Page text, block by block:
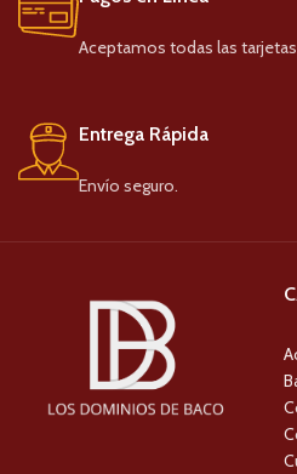
Aceptamos todas las
Entrega Rápida
Envío seguro.